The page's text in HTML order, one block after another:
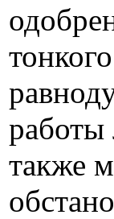
работы
также